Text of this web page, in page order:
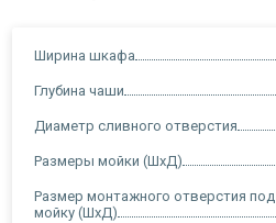
Ширина шкафа
Глубина чаши
Диаметр сливного отверстия
Размеры мойки (ШxД)
Размер монтажного отверстия под
мойку (ШxД)